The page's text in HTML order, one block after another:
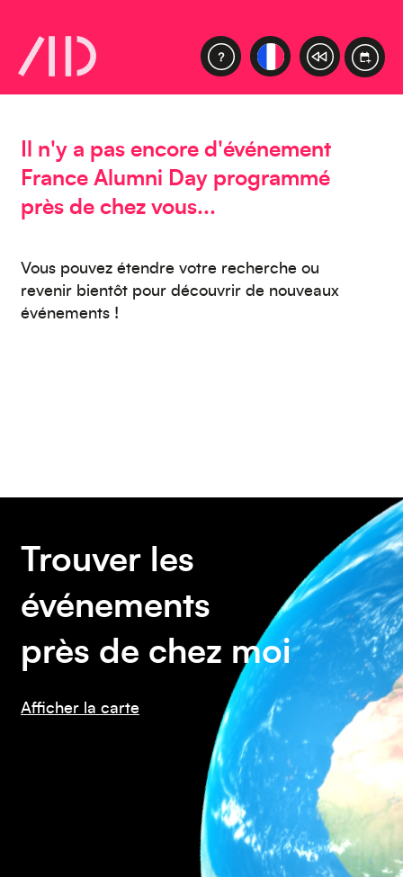
Il n'y a pas encore d'événement
France Alumni Day programmé
près de chez vous...
Vous pouvez étendre votre recherche ou
revenir bientôt pour découvrir de nouveaux
événements !
Trouver les
événements
près de chez moi
Afficher la carte
Amérique du Nord
Amérique du Sud
Asie
Caraïbes
Europe